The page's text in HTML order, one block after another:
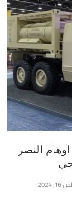
النصر